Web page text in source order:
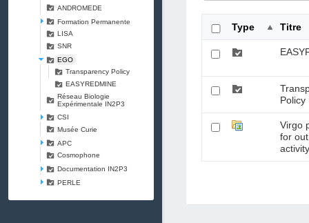
ANDROMEDE
Formation Permanente
LISA
SNR
EGO
Transparency Policy
EASYREDMINE
Réseau Biologie
Expérimentale IN2P3
CSI
Musée Curie
APC
Cosmophone
Documentation IN2P3
PERLE
Type Titre
Policy
Virgo
for